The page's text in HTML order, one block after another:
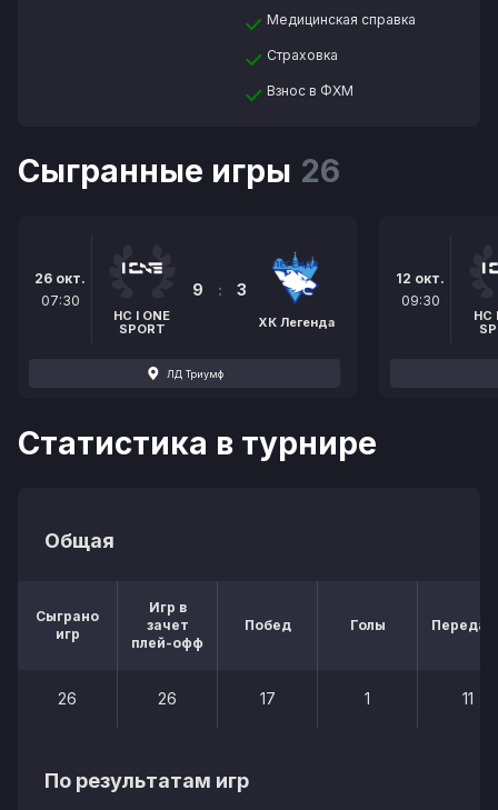
Медицинская справка
Страховка
Взнос в ФХМ
Сыгранные игры 26
26 окт.
07:30
HC I ONE
SPORT
9 : 3
ХК Легенда
ЛД Триумф
12 окт.
09:30
HC
Статистика в турнире
Общая
Сыграно
игр
Игр в
зачет
плей-офф
Побед Голы
26 26 17 1 11
По результатам игр